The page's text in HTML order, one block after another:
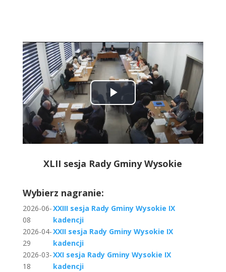
Play
Video
XLII sesja Rady Gminy Wysokie
Wybierz nagranie:
2026-06-
08
XXIII sesja Rady Gminy Wysokie IX
kadencji
2026-04-
29
XXII sesja Rady Gminy Wysokie IX
kadencji
2026-03-
18
XXI sesja Rady Gminy Wysokie IX
kadencji